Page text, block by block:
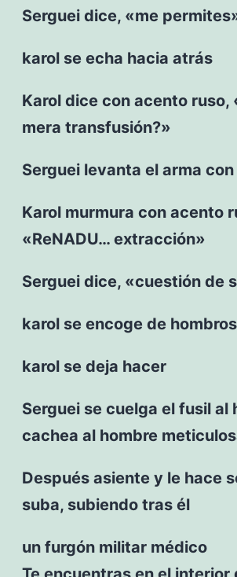
Serguei dice, «me
karol se echa hacia atrás
Karol dice con acento ruso,
mera transfusión?»
Serguei levanta el arma
Karol murmura con acento
«ReNADU… extracción»
Serguei dice, «cuestión de
karol se encoge de hombros
karol se deja hacer
Serguei se cuelga el fusil al
cachea al hombre
Después asiente y le hace
suba, subiendo tras él
un furgón militar médico